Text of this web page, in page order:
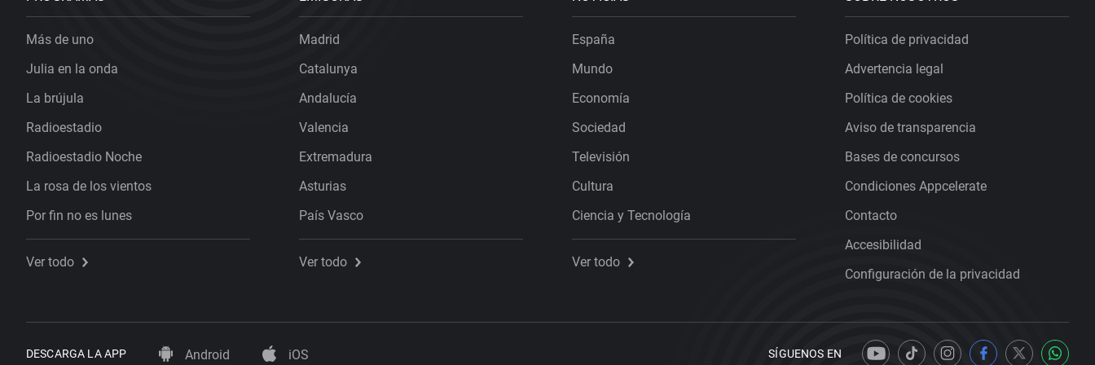
Más de uno
Julia en la onda
La brújula
Radioestadio
Radioestadio Noche
La rosa de los vientos
Por fin no es lunes
Ver todo
Madrid
Catalunya
Andalucía
Valencia
Extremadura
Asturias
País Vasco
Ver todo
España
Mundo
Economía
Sociedad
Televisión
Cultura
Ciencia y Tecnología
Ver todo
Política de privacidad
Advertencia legal
Política de cookies
Aviso de transparencia
Bases de concursos
Condiciones Appcelerate
Contacto
Accesibilidad
Configuración de la privacidad
DESCARGA LA APP Android iOS SÍGUENOS EN